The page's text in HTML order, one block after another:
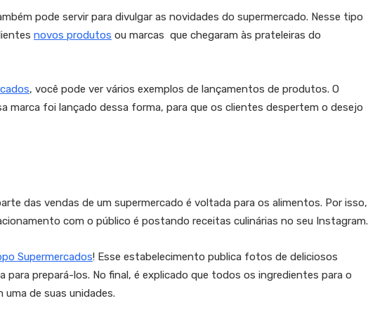
pode servir para divulgar as novidades do supermercado. Nesse tipo
novos produtos ou marcas que chegaram às prateleiras do
, você pode ver vários exemplos de lançamentos de produtos. O
marca foi lançado dessa forma, para que os clientes despertem o desejo
das vendas de um supermercado é voltada para os alimentos. Por isso,
com o público é postando receitas culinárias no seu Instagram.
Supermercados! Esse estabelecimento publica fotos de deliciosos
para prepará-los. No final, é explicado que todos os ingredientes para o
de suas unidades.